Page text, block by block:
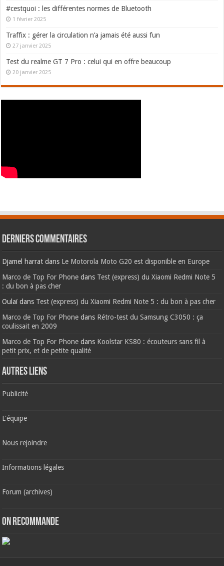
#cestquoi : les différentes normes de Bluetooth
1 février 2025
Traffix : gérer la circulation n’a jamais été aussi fun
27 janvier 2025
Test du realme GT 7 Pro : celui qui en offre beaucoup
20 janvier 2025
Derniers commentaires
Djamel harrat dans Le Motorola Moto G20 est disponible en Europe
Marco de Top For Phone dans Test (express) du Xiaomi Redmi Note 5
: du bon à pas cher
Oulaïdans Test (express) du Xiaomi Redmi Note 5 : du bon à pas cher
Marco de Top For Phone dans Rétro-test du Samsung C3050 : ça
coulissait en 2009
Marco de Top For Phone dans Koolstar KS80 : écouteurs sans fil à
petit prix, et de petite qualité
AUTRES LIENS
Publicité
L'équipe
Nous rejoindre
Informations légales
Forum (archives)
ON RECOMMANDE